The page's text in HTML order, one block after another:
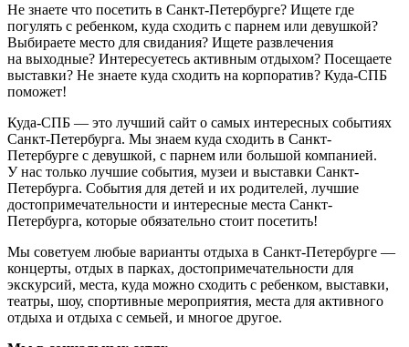
Не знаете что посетить в Санкт-Петербурге? Ищете где
погулять с ребенком, куда сходить с парнем или девушкой?
Выбираете место для свидания? Ищете развлечения
на выходные? Интересуетесь активным отдыхом? Посещаете
выставки? Не знаете куда сходить на корпоратив? Куда-СПБ
поможет!
Куда-СПБ — это лучший сайт о самых интересных событиях
Санкт-Петербурга. Мы знаем куда сходить в Санкт-
Петербурге с девушкой, с парнем или большой компанией.
У нас только лучшие события, музеи и выставки Санкт-
Петербурга. События для детей и их родителей, лучшие
достопримечательности и интересные места Санкт-
Петербурга, которые обязательно стоит посетить!
Мы советуем любые варианты отдыха в Санкт-Петербурге —
концерты, отдых в парках, достопримечательности для
экскурсий, места, куда можно сходить с ребенком, выставки,
театры, шоу, спортивные мероприятия, места для активного
отдыха и отдыха с семьей, и многое другое.